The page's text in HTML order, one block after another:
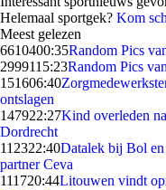
Helemaal sportgek? Kom
Meest gelezen
6610400:35Random Pics
2999115:23Random Pics
151606:40
ontslagen
147922:27Kind overleden
Dordrecht
112322:40Datalek bij Bol
partner Ceva
111720:44Litouwen vindt